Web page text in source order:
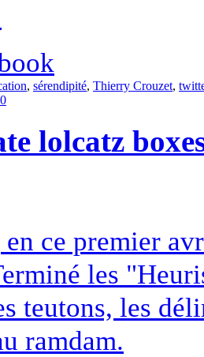
, sérendipité, Thierry Crouzet,
lolcatz
en ce premier
les
teutons, les
ramdam.